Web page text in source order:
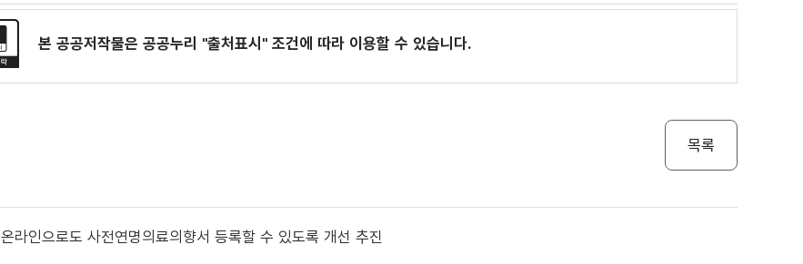
본 공공저작물은 공공누리 "출처표시" 조건에 따라 이용할 수 있습니다.
목록
온라인으로도 사전연명의료의향서 등록할 수 있도록 개선 추진